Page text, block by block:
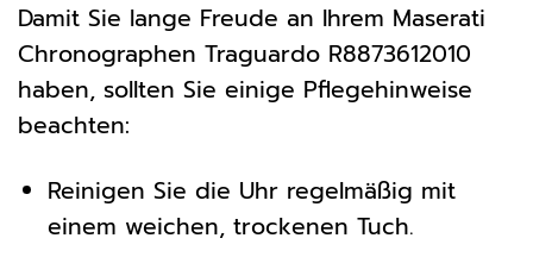
Damit Sie lange Freude an Ihrem Maserati
Chronographen Traguardo R8873612010
haben, sollten Sie einige Pflegehinweise
beachten:
Reinigen Sie die Uhr regelmäßig mit
einem weichen, trockenen Tuch.